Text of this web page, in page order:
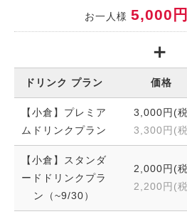
お一人様 5,000円
ドリンク プラン 価格
【小倉】プレミア
ムドリンクプラン
3,000円(
3,300円(
【小倉】スタンダ
ードドリンクプラ
ン（~9/30）
2,000円(
2,200円(